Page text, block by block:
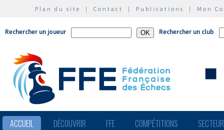
Plan du site | Contact | Publications | Mon
Rechercher un joueur Rechercher un club
ACCUEIL DÉCOUVRIR FFE COMPÉTITIONS